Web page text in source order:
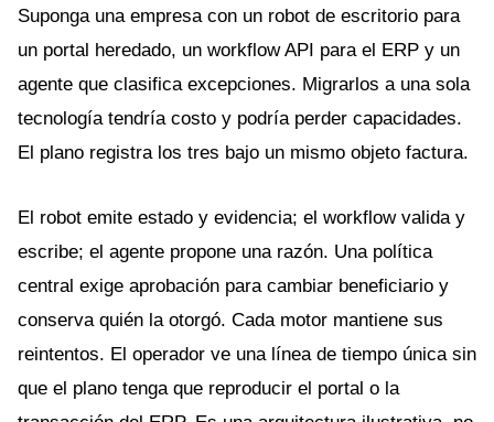
Suponga una empresa con un robot de escritorio para
un portal heredado, un workflow API para el ERP y un
agente que clasifica excepciones. Migrarlos a una sola
tecnología tendría costo y podría perder capacidades.
El plano registra los tres bajo un mismo objeto factura.
El robot emite estado y evidencia; el workflow valida y
escribe; el agente propone una razón. Una política
central exige aprobación para cambiar beneficiario y
conserva quién la otorgó. Cada motor mantiene sus
reintentos. El operador ve una línea de tiempo única sin
que el plano tenga que reproducir el portal o la